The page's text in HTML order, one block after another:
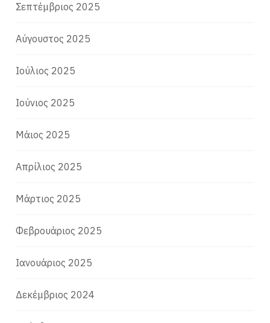
Σεπτέμβριος 2025
Αύγουστος 2025
Ιούλιος 2025
Ιούνιος 2025
Μάιος 2025
Απρίλιος 2025
Μάρτιος 2025
Φεβρουάριος 2025
Ιανουάριος 2025
Δεκέμβριος 2024